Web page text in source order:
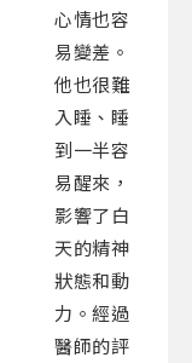
心情也容
易變差。
他也很難
入睡、睡
到一半容
易醒來，
影響了白
天的精神
狀態和動
力。經過
醫師的評